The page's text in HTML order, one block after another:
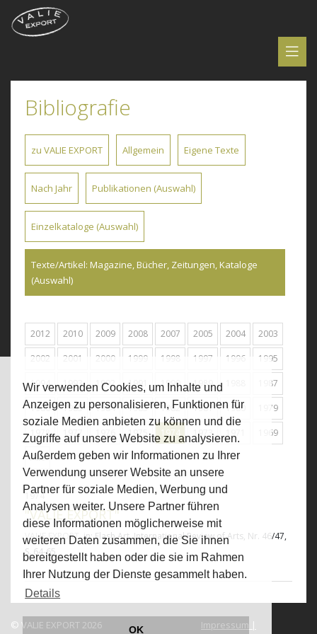
Wir verwenden Cookies, um Inhalte und
Anzeigen zu personalisieren, Funktionen für
soziale Medien anbieten zu können und die
Zugriffe auf unsere Website zu analysieren.
Außerdem geben wir Informationen zu Ihrer
Verwendung unserer Website an unsere
Partner für soziale Medien, Werbung und
Analysen weiter. Unsere Partner führen
diese Informationen möglicherweise mit
weiteren Daten zusammen, die Sie ihnen
bereitgestellt haben oder die sie im Rahmen
Ihrer Nutzung der Dienste gesammelt haben.
Details
OK
Bibliografie
zu VALIE EXPORT Allgemein Eigene Texte
Nach Jahr Publikationen (Auswahl)
Einzelkataloge (Auswahl)
Texte/Artikel: Magazine, Bücher, Zeitungen, Kataloge
(Auswahl)
2012 2010 2009 2008 2007 2005 2004 2003
2002 2001 2000 1999 1998 1997 1996 1995
1994 1993 1992 1991 1990 1989 1987
1986 1985 1984 1983 1982 1981 1980 1979
1978 1977 1975 1974 1973 1969
Alle
1974
"VALIE EXPORT"
VALIE EXPORT, in: Flash Art. International Review of Arts, Nr. 46/47,
S. 64-65
© VALIE EXPORT 2026 Impressum |